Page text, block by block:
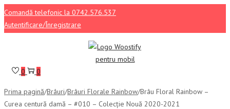
Comandă telefonic la 0742.576.537
Autentificare/Înregistrare
navigare
conținut
0 0
Prima pagină/Brâuri/Brâuri Florale Rainbow/Brâu Floral Rainbow –
Curea centură damă – #010 – Colecție Nouă 2020-2021